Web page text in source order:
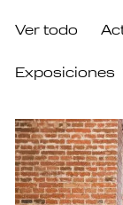
Ver todo
Exposiciones